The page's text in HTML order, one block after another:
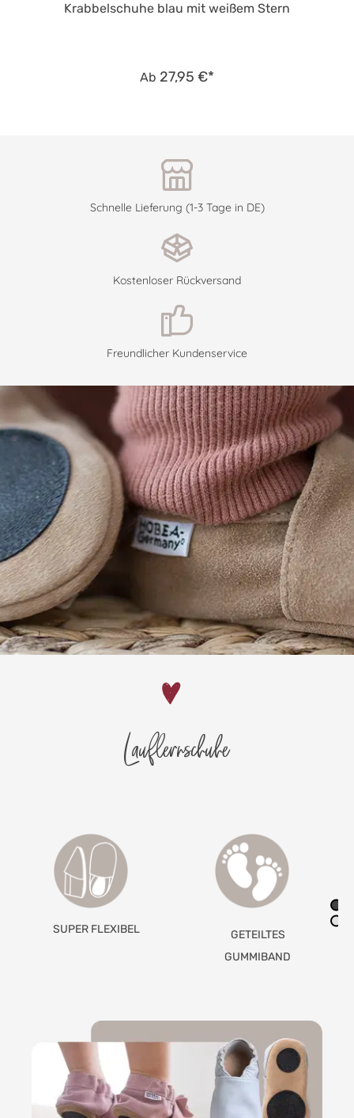
Krabbelschuhe blau mit weißem Stern
Ab 27,95 €*
Schnelle Lieferung (1-3 Tage in DE)
Kostenloser Rückversand
Freundlicher Kundenservice
Lauflernschuhe
GETEILTES
MIT ANTI-RUTSCH-